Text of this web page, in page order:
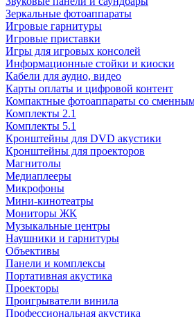
Зеркальные фотоаппараты
Игровые гарнитуры
Игровые приставки
Игры для игровых консолей
Информационные стойки и киоски
Кабели для аудио, видео
Карты оплаты и цифровой контент
Компактные фотоаппараты со
Комплекты 2.1
Комплекты 5.1
Кронштейны для DVD акустики
Кронштейны для проекторов
Магнитолы
Медиаплееры
Микрофоны
Мини-кинотеатры
Мониторы ЖК
Музыкальные центры
Наушники и гарнитуры
Объективы
Панели и комплексы
Портативная акустика
Проекторы
Проигрыватели винила
Профессиональная акустика